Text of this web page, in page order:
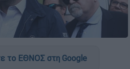
το ΕΘΝΟΣ στη Google